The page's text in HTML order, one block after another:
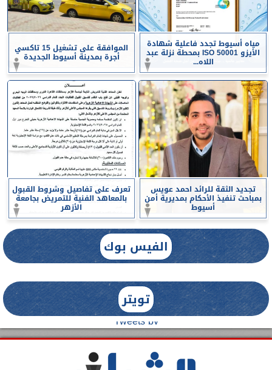
مياه أسيوط تجدد فاعلية شهادة
الأيزو ISO 50001 بمحطة نزلة عبد
اللاه...
الموافقة على تشغيل 15 تاكسي
أجرة بمدينة أسيوط الجديدة
تجديد الثقة للرائد احمد عويس
بمباحث تنفيذ الأحكام بمديرية أمن
أسيوط
تعرف على تفاصيل وشروط القبول
بالمعاهد الفنية للتمريض بجامعة
الأزهر
الفيس بوك
تويتر
Tweets by